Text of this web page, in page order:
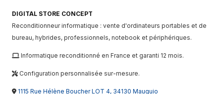
DIGITAL STORE CONCEPT
Reconditionneur informatique : vente d'ordinateurs portables et de
bureau, hybrides, professionnels, notebook et périphériques.
Informatique reconditionné en France et garanti 12 mois.
Configuration personnalisée sur-mesure.
1115 Rue Hélène Boucher LOT 4, 34130 Mauguio